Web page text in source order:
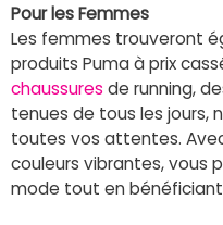
Pour les Femmes
Les femmes trouveront
produits Puma à prix
chaussures de running,
tenues de tous les jours,
toutes vos attentes.
couleurs vibrantes, vous
mode tout en